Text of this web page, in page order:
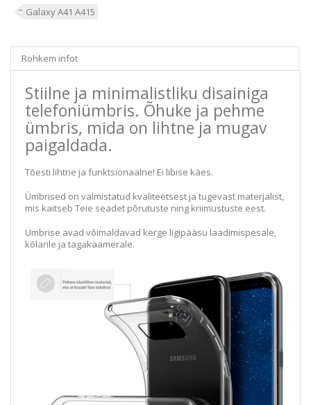
Galaxy A41 A415
Rohkem infot
Stiilne ja minimalistliku disainiga
telefoniümbris. Õhuke ja pehme
ümbris, mida on lihtne ja mugav
paigaldada.
Tõesti lihtne ja funktsionaalne! Ei libise käes.
Ümbrised on valmistatud kvaliteetsest ja tugevast materjalist,
mis kaitseb Teie seadet põrutuste ning kriimustuste eest.
Ümbrise avad võimaldavad kerge ligipääsu laadimispesale,
kõlarile ja tagakaamerale.